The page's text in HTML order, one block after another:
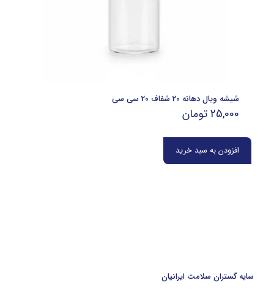
شیشه ویال دهانه 20 شفاف 20 سی سی
25,000تومان
افزودن به سبد خرید
سایه گستران سلامت ایرانیان